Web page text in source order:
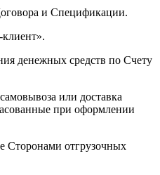
и Спецификации.
денежных средств по Счету
или доставка
при оформлении
Сторонами отгрузочных